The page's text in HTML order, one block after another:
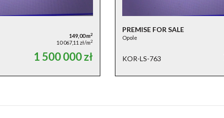
149,00 m2
10 067,11 zł/m2
1 500 000 zł
PREMISE FOR SALE
Opole
KOR-LS-763